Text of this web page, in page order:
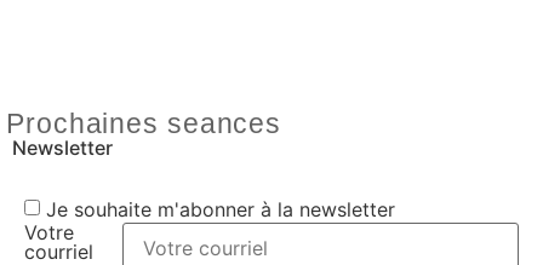
Prochaines seances
Newsletter
Je souhaite m'abonner à la newsletter
Votre
courriel